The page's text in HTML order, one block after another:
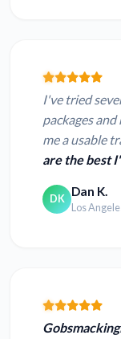
I've tried
packages
me a usable
are the best
DK Dan K.
Los